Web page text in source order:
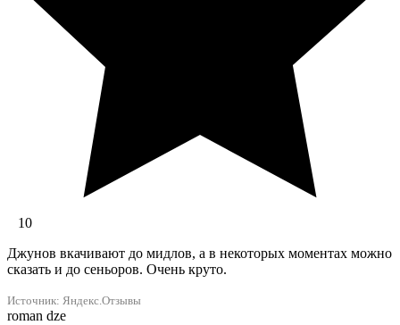
10
Джунов вкачивают до мидлов, а в некоторых моментах можно
сказать и до сеньоров. Очень круто.
Источник: Яндекс.Отзывы
roman dze